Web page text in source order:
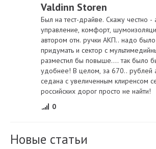
Valdinn Storen
Был на тест-драйве. Скажу честно -
управление, комфорт,
автором отн. ручки АКП.. надо
придумать и сектор с
разместил бы повыше.... так было
удобнее! В целом, за 670.. рублей
седана с увеличенным клиренсом
российских дорог просто не найти!
0
Новые статьи